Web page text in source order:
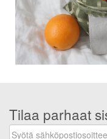
Tilaa parhaat